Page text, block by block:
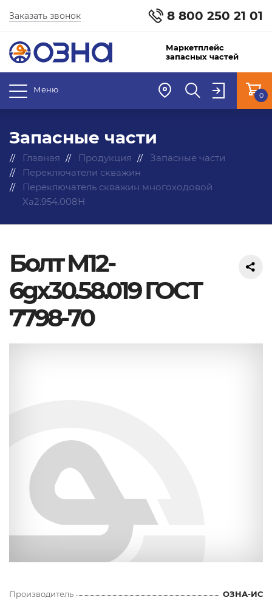
8 800 250 21 01
Заказать звонок
Маркетплейс
запасных частей
Меню
0
Запасные части
Главная Продукция
Запасные части
Переключатели скважин
Переключатель скважин многоходовой
Ха2.954.008Н
Болт М12-
6gx30.58.019 ГОСТ
7798-70
Производитель
ОЗНА-ИС